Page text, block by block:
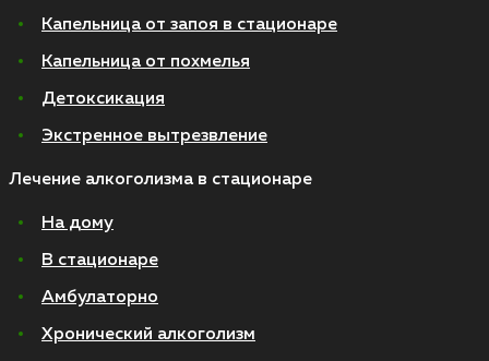
Капельница от запоя в стационаре
Капельница от похмелья
Детоксикация
Экстренное вытрезвление
Лечение алкоголизма в стационаре
На дому
В стационаре
Амбулаторно
Хронический алкоголизм